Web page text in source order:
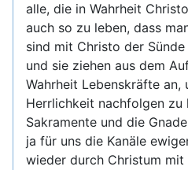
alle, die in Wahrheit
auch so zu leben, dass
sind mit Christo der
und sie ziehen aus dem
Wahrheit Lebenskräfte an,
Herrlichkeit nachfolgen zu
Sakramente und die
ja für uns die Kanäle
wieder durch Christum mit